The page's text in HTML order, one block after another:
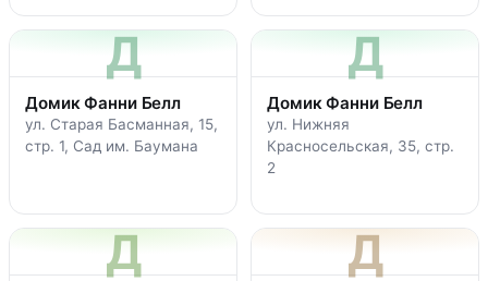
Д
Домик Фанни Белл
ул. Старая Басманная, 15,
стр. 1, Сад им. Баумана
Д
Домик Фанни Белл
ул. Нижняя
Красносельская, 35, стр.
2
Д Д